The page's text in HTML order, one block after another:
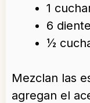
1
6
½
Mezclan las
agregan el